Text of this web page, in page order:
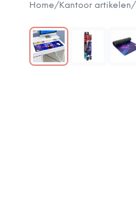
Home/Kantoor artikelen/